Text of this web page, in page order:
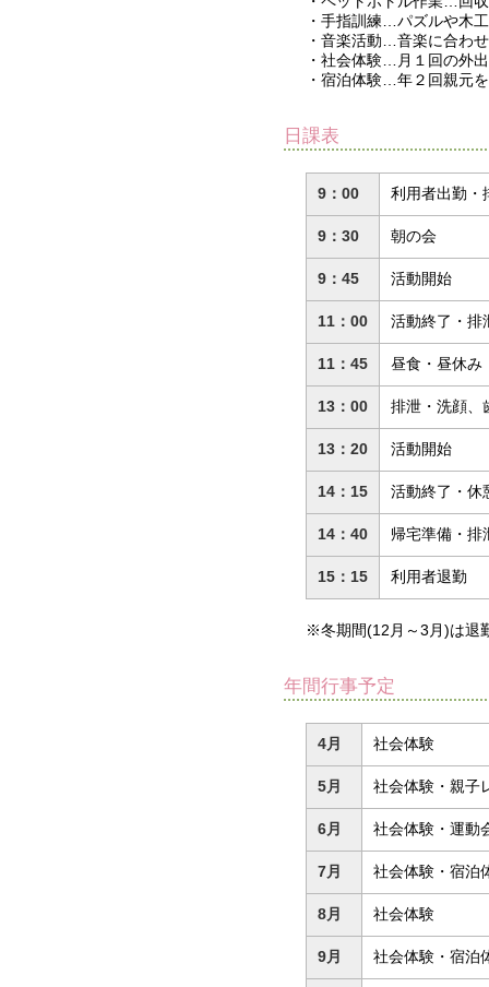
・手指訓練…パズルや木
・音楽活動…音楽に合わ
・社会体験…月１回の外
・宿泊体験…年２回親元
日課表
9：00 利用者出勤・
9：30 朝の会
9：45 活動開始
11：00 活動終了・排
11：45 昼食・昼休み
13：00 排泄・洗顔、
13：20 活動開始
14：15 活動終了・休
14：40 帰宅準備・排
15：15 利用者退勤
※冬期間(12月～3月)は退
年間行事予定
4月 社会体験
5月 社会体験・親子
6月 社会体験・運動
7月 社会体験・宿泊
8月 社会体験
9月 社会体験・宿泊